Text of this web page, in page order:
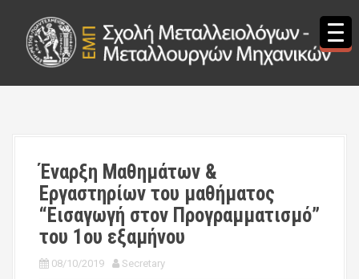
Έναρξη Μαθημάτων &
Εργαστηρίων του μαθήματος
“Εισαγωγή στον Προγραμματισμό”
του 1ου εξαμήνου
08/10/2019 Secretary